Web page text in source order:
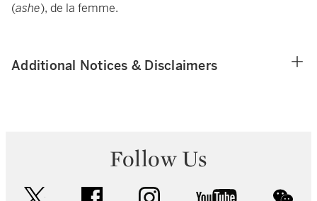
(ashe), de la femme.
Additional Notices & Disclaimers
Follow Us
facebook instagram youtube